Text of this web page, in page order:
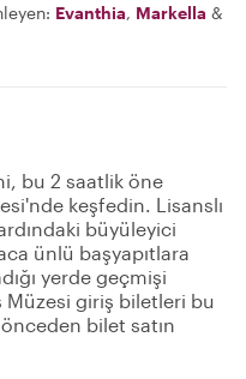
Evanthia, Markella &
bu 2 saatlik öne
keşfedin. Lisanslı
büyüleyici
ünlü başyapıtlara
yerde geçmişi
Müzesi giriş biletleri bu
bilet satın